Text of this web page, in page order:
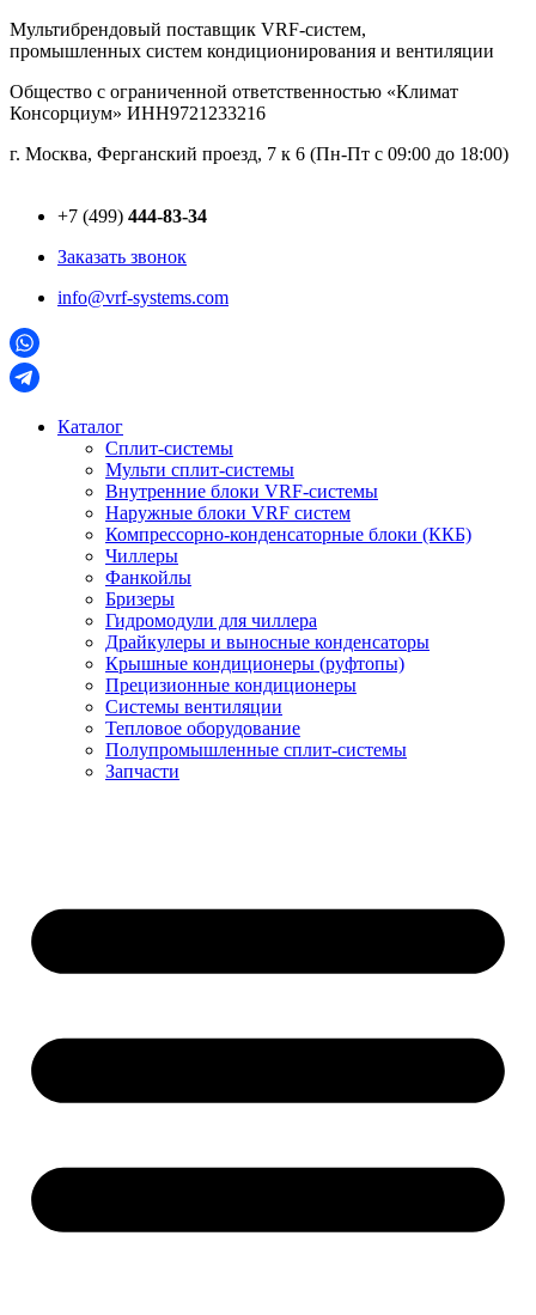
Перейти
к
Мультибрендовый поставщик VRF-cистем,
промышленных систем кондиционирования и вентиляции
Общество с ограниченной ответственностью «Климат
Консорциум» ИНН9721233216
г. Москва, Ферганский проезд, 7 к 6 (Пн-Пт с 09:00 до 18:00)
+7 (499) 444-83-34
Заказать звонок
info@vrf-systems.com
Каталог
Сплит-системы
Мульти сплит-системы
Внутренние блоки VRF-cистемы
Наружные блоки VRF cистем
Компрессорно-конденсаторные блоки (ККБ)
Чиллеры
Фанкойлы
Бризеры
Гидромодули для чиллера
Драйкулеры и выносные конденсаторы
Крышные кондиционеры (руфтопы)
Прецизионные кондиционеры
Системы вентиляции
Тепловое оборудование
Полупромышленные сплит-системы
Запчасти